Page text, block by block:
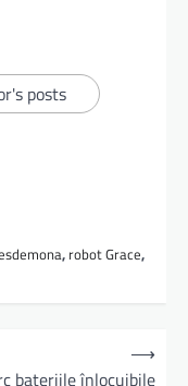
posts
, robot Grace,
bateriile înlocuibile
⟶